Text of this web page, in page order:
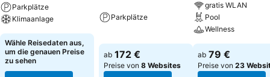
Parkplätze
Klimaanlage
Wähle Reisedaten aus,
um die genauen Preise
zu sehen
Parkplätze
ab 172 €
Preise von 8 Websites
gratis WLAN
Pool
Wellness
ab 79 €
Preise von 23